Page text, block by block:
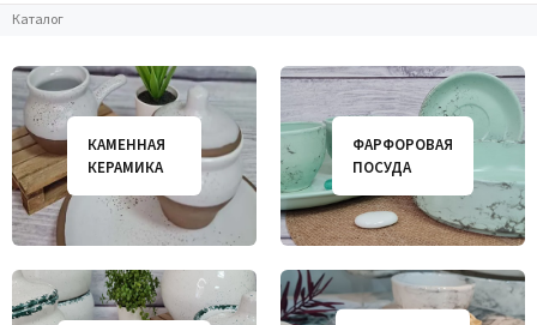
Каталог
КАМЕННАЯ
КЕРАМИКА
ФАРФОРОВАЯ
ПОСУДА